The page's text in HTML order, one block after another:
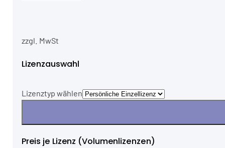
zzgl. MwSt
Lizenzauswahl
Lizenztyp wählen
Preis je Lizenz (Volumenlizenzen)